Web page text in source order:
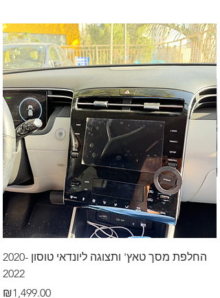
החלפת מסך טאץ' ותצוגה ליונדאי טוסון 2020-
2022
Price
₪1,499.00